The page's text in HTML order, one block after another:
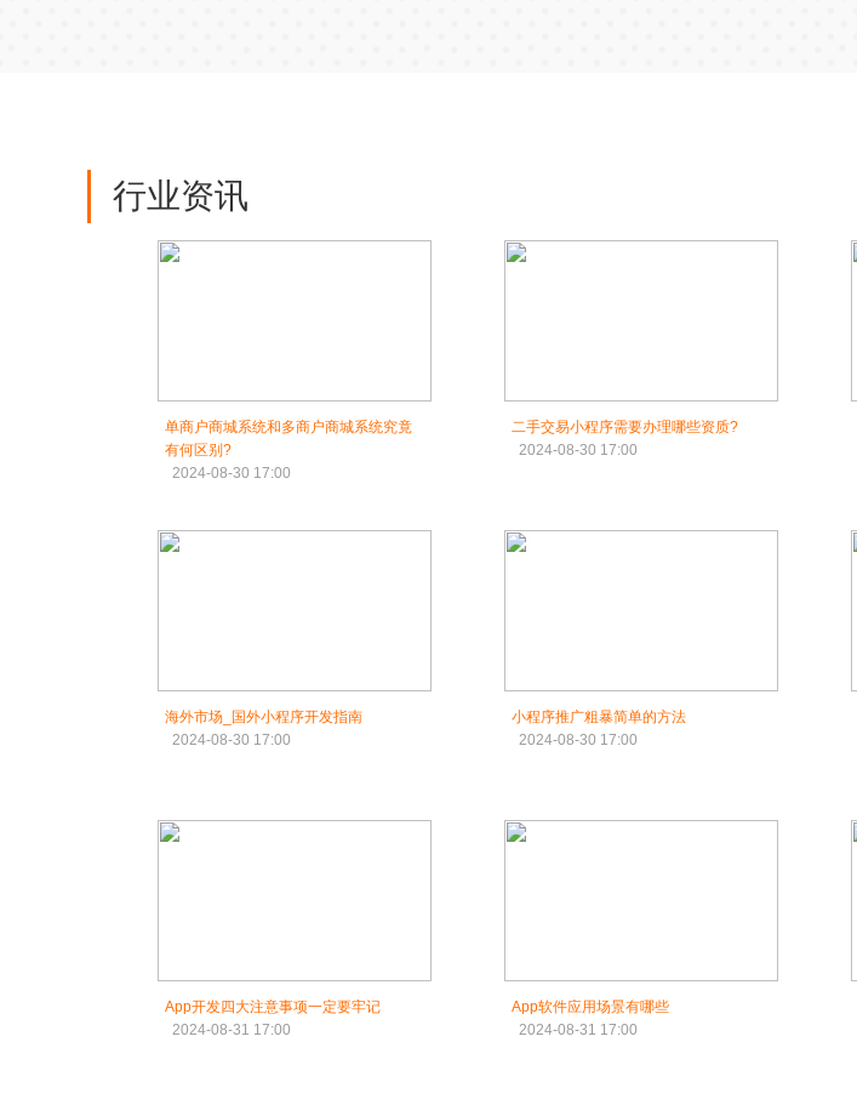
行业资讯
单商户商城系统和多商户商城系统究竟
有何区别?
2024-08-30 17:00
二手交易小程序需要办理哪些资质?
2024-08-30 17:00
海外市场_国外小程序开发指南
2024-08-30 17:00
小程序推广粗暴简单的方法
2024-08-30 17:00
App开发四大注意事项一定要牢记
2024-08-31 17:00
App软件应用场景有哪些
2024-08-31 17:00